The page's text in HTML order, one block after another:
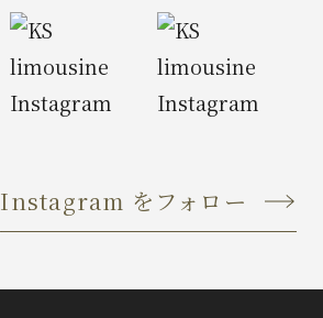
Instagram をフォロー